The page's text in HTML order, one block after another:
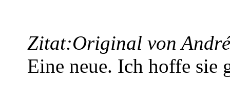
Zitat:Original von André
Eine neue. Ich hoffe sie